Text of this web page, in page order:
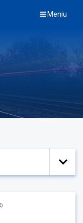
Meniu